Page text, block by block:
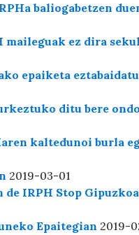
baliogabetzen
maileguak ez dira
epaiketa eztabaidatu
ditu bere
kaltedunoi burla
2019-03-01
IRPH Stop Gipuzkoa
Epaitegian 2019-